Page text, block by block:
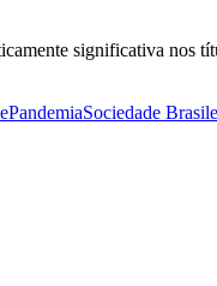
significativa nos
PandemiaSociedade